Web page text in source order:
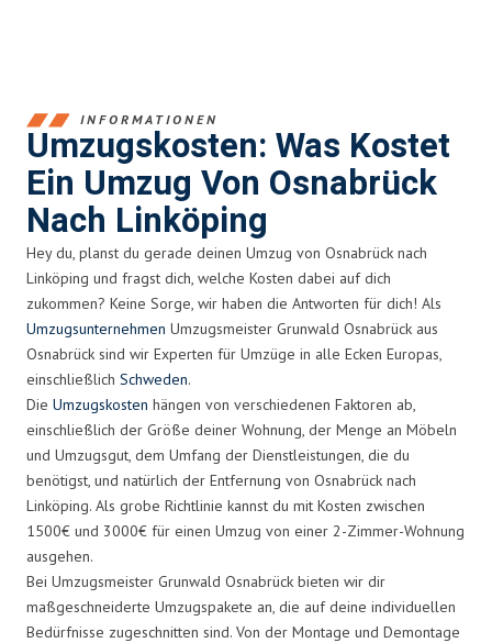
INFORMATIONEN
Umzugskosten: Was Kostet
Ein Umzug Von Osnabrück
Nach Linköping
Hey du, planst du gerade deinen Umzug von Osnabrück nach
Linköping und fragst dich, welche Kosten dabei auf dich
zukommen? Keine Sorge, wir haben die Antworten für dich! Als
Umzugsunternehmen Umzugsmeister Grunwald Osnabrück aus
Osnabrück sind wir Experten für Umzüge in alle Ecken Europas,
einschließlich Schweden.
Die Umzugskosten hängen von verschiedenen Faktoren ab,
einschließlich der Größe deiner Wohnung, der Menge an Möbeln
und Umzugsgut, dem Umfang der Dienstleistungen, die du
benötigst, und natürlich der Entfernung von Osnabrück nach
Linköping. Als grobe Richtlinie kannst du mit Kosten zwischen
1500€ und 3000€ für einen Umzug von einer 2-Zimmer-Wohnung
ausgehen.
Bei Umzugsmeister Grunwald Osnabrück bieten wir dir
maßgeschneiderte Umzugspakete an, die auf deine individuellen
Bedürfnisse zugeschnitten sind. Von der Montage und Demontage